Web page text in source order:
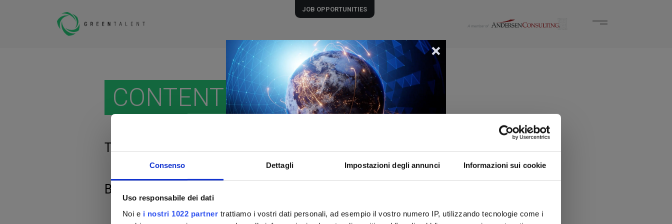
Consenso Dettagli Impostazioni degli annunci Informazioni sui cookie
Uso responsabile dei dati
Noi e i nostri 1022 partner trattiamo i vostri dati personali, ad esempio il vostro numero IP, utilizzando tecnologie come i
JOB OPPORTUNITIES
CONTENT NOT FOUND.
This content is no longer available.
Browse the